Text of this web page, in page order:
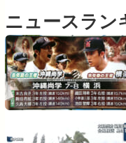
ニュースラン